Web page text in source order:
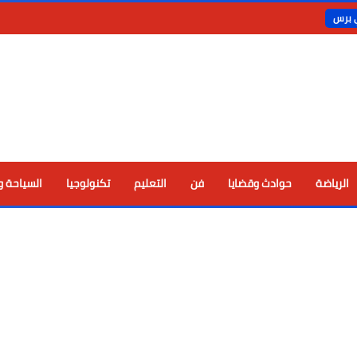
برس
الرياضة حوادث وقضايا فن التعليم تكنولوجيا السياحة